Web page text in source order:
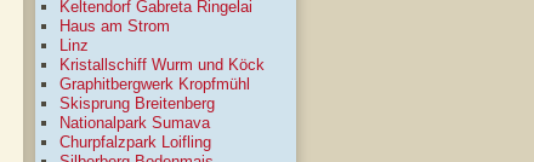
Keltendorf Gabreta Ringelai
Haus am Strom
Linz
Kristallschiff Wurm und Köck
Graphitbergwerk Kropfmühl
Skisprung Breitenberg
Nationalpark Sumava
Churpfalzpark Loifling